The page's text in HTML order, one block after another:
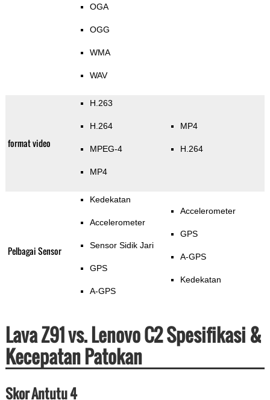
OGA
OGG
WMA
WAV
format video
H.263
H.264
MPEG-4
MP4
MP4
H.264
Pelbagai Sensor
Kedekatan
Accelerometer
Sensor Sidik Jari
GPS
A-GPS
Accelerometer
GPS
A-GPS
Kedekatan
Lava Z91 vs. Lenovo C2 Spesifikasi &
Kecepatan Patokan
Skor Antutu 4